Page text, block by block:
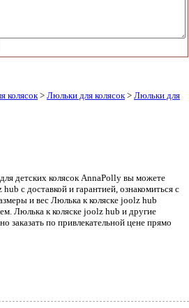
колясок> Люльки для колясок> Люльки для
детских колясок AnnaPolly вы можете
с доставкой и гарантией, ознакомиться с
и вес Люлька к коляске joolz hub
Люлька к коляске joolz hub и другие
заказать по привлекательной цене прямо